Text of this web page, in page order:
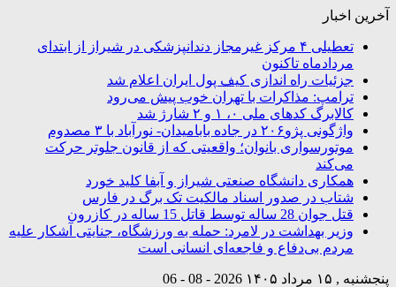
آخرین اخبار
تعطیلی ۴ مرکز غیرمجاز دندانپزشکی در شیراز از ابتدای
مردادماه تاکنون
جزئیات راه اندازی کیف پول ایران اعلام شد
ترامپ: مذاکرات با تهران خوب پیش می‌رود
کالابرگ کدهای ملی ۰، ۱ و ۲ شارژ شد
واژگونی پژو۲۰۶ در جاده بابامیدان- نورآباد با ۳ مصدوم
موتورسواری بانوان؛ واقعیتی که از قانون جلوتر حرکت
می‌کند
همکاری دانشگاه صنعتی شیراز و آبفا کلید خورد
شتاب در صدور اسناد مالکیت تک برگ در فارس
قتل جوان 28 ساله توسط قاتل 15 ساله در کازرون
وزیر بهداشت در لامرد: حمله به ورزشگاه، جنایتی آشکار علیه
مردم بی‌دفاع و فاجعه‌ای انسانی است
پنجشنبه , ۱۵ مرداد ۱۴۰۵ 2026 - 08 - 06